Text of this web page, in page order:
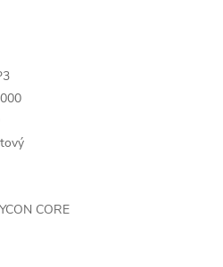
CORE